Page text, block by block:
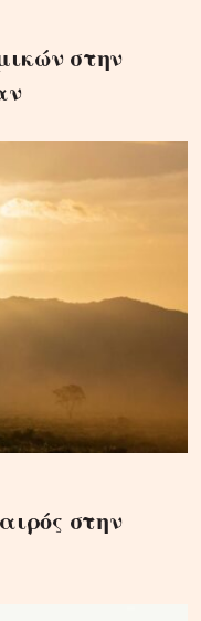
στην
στην